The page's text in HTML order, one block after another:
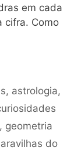
em cada
cifra. Como
, astrologia,
, geometria
do